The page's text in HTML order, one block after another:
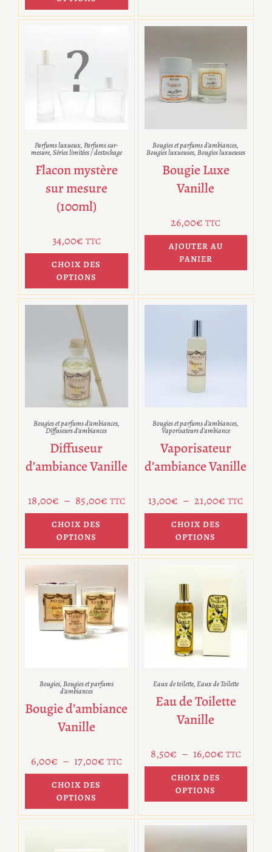
Parfums luxueux,Parfums sur-
mesure,Séries limitées / destockage
Flacon mystère
sur mesure
(100ml)
34,00€ TTC
CHOIX DES
OPTIONS
Bougies et parfums d'ambiances,
Bougies luxueuses,Bougies luxueuses
Bougie Luxe
Vanille
26,00€ TTC
AJOUTER AU
PANIER
Bougies et parfums d'ambiances,
Diffuseurs d'ambiances
Diffuseur
d’ambiance Vanille
18,00€ – 85,00€ TTC
CHOIX DES
OPTIONS
Bougies et parfums d'ambiances,
Vaporisateurs d'ambiance
Vaporisateur
d’ambiance Vanille
13,00€ – 21,00€ TTC
CHOIX DES
OPTIONS
Bougies,Bougies et parfums
d'ambiances
Bougie d’ambiance
Vanille
6,00€ – 17,00€ TTC
CHOIX DES
OPTIONS
Eaux de toilette,Eaux de Toilette
Eau de Toilette
Vanille
8,50€ – 16,00€ TTC
CHOIX DES
OPTIONS